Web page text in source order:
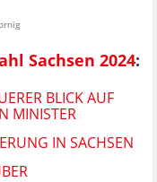
Sachsen 2024:
BLICK AUF
MINISTER
IN SACHSEN